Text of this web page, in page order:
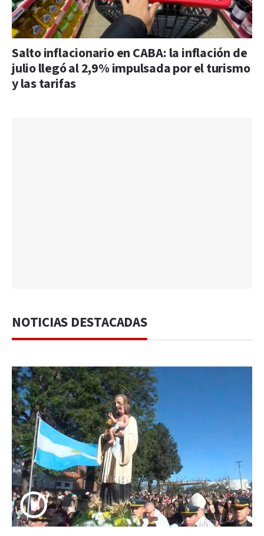
Salto inflacionario en CABA: la inflación de
julio llegó al 2,9% impulsada por el turismo
y las tarifas
NOTICIAS DESTACADAS